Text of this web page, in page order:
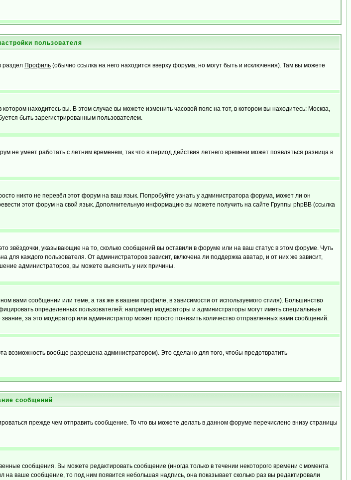
пользователя
раздел Профиль (обычно ссылка на него находится вверху форума, но могут быть и исключения). Там вы можете
находитесь вы. В этом случае вы можете изменить часовой пояс на тот, в котором вы находитесь: Москва,
быть зарегистрированным пользователем.
не умеет работать с летним временем, так что в период действия летнего времени может появляться разница в
никто не перевёл этот форум на ваш язык. Попробуйте узнать у администратора форума, может ли он
этот форум на свой язык. Дополнительную информацию вы можете получить на сайте Группы phpBB (ссылка
звёздочки, указывающие на то, сколько сообщений вы оставили в форуме или на ваш статус в этом форуме. Чуть
каждого пользователя. От администраторов зависит, включена ли поддержка аватар, и от них же зависит,
администраторов, вы можете выяснить у них причины.
вами сообщении или теме, а так же в вашем профиле, в зависимости от используемого стиля). Большинство
определенных пользователей: например модераторы и администраторы могут иметь специальные
за это модератор или администратор может просто понизить количество отправленных вами сообщений.
возможность вообще разрешена администратором). Это сделано для того, чтобы предотвратить
сообщений
прежде чем отправить сообщение. То что вы можете делать в данном форуме перечислено внизу страницы
сообщения. Вы можете редактировать сообщение (иногда только в течении некоторого времени с момента
на ваше сообщение, то под ним появится небольшая надпись, она показывает сколько раз вы редактировали